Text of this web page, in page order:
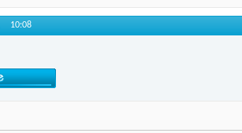
10:08